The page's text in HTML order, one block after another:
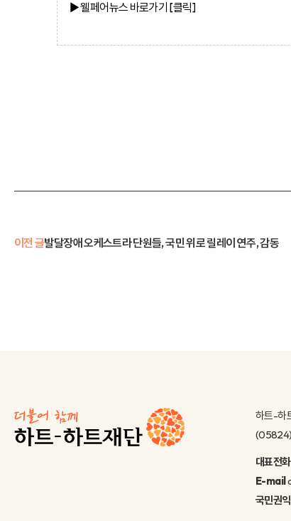
▶ 웰페어뉴스 바로가기 [클릭]
이전 글발달장애 오케스트라 단원들, 국민 위로 릴레이 연주, 감동
하트-하
(05824)
대표전화
E-mail
국민권